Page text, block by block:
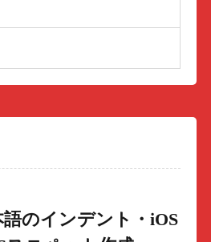
のインデント・iOS